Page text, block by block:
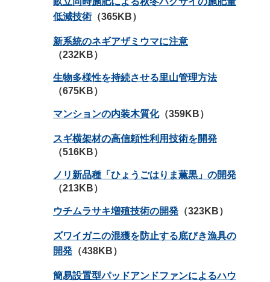
低減技術（365KB）
新系統のネギアザミウマに注意
（232KB）
生物多様性を持続させる里山管理方法
（675KB）
マンションの内装木質化（359KB）
スギ横架材の高信頼性利用技術を開発
（516KB）
ノリ新品種「ひょうごはりま薫黒」の開発
（213KB）
ウチムラサキ増殖技術の開発 （323KB）
ズワイガニの混獲を防止する底びき漁具の
開発 （438KB）
簡易設置型パッドアンドファンによるハウ